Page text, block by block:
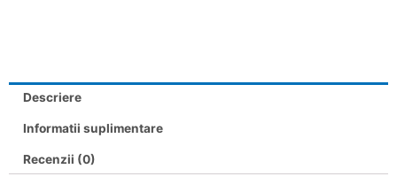
Descriere
Informatii suplimentare
Recenzii (0)